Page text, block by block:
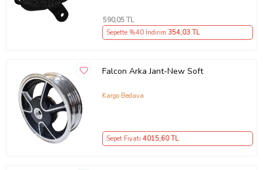
590,05 TL
Sepette %40 İndirim 354,03 TL
Falcon Arka Jant-New Soft
Kargo Bedava
Sepet Fiyatı 4015,60 TL